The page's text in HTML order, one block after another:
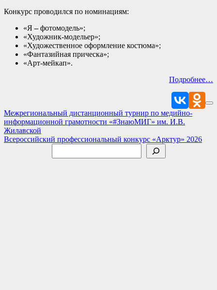
Конкурс проводился по номинациям:
«Я–фотомодель»;
«Художник-модельер»;
«Художественное оформление костюма»;
«Фантазийная прическа»;
«Арт-мейкап».
Подробнее…
Навигация
по
записям
Межрегиональный дистанционный турнир по медийно-
информационной грамотности «#ЗнаюМИГ» им. И.В.
Жилавской
Всероссийский профессиональный конкурс «Арктур» 2026